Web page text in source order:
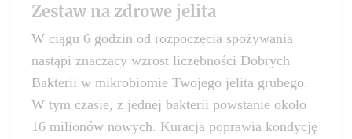
Zestaw na zdrowe jelita
W ciągu 6 godzin od rozpoczęcia spożywania
nastąpi znaczący wzrost liczebności Dobrych
Bakterii w mikrobiomie Twojego jelita grubego.
W tym czasie, z jednej bakterii powstanie około
16 milionów nowych. Kuracja poprawia kondycję